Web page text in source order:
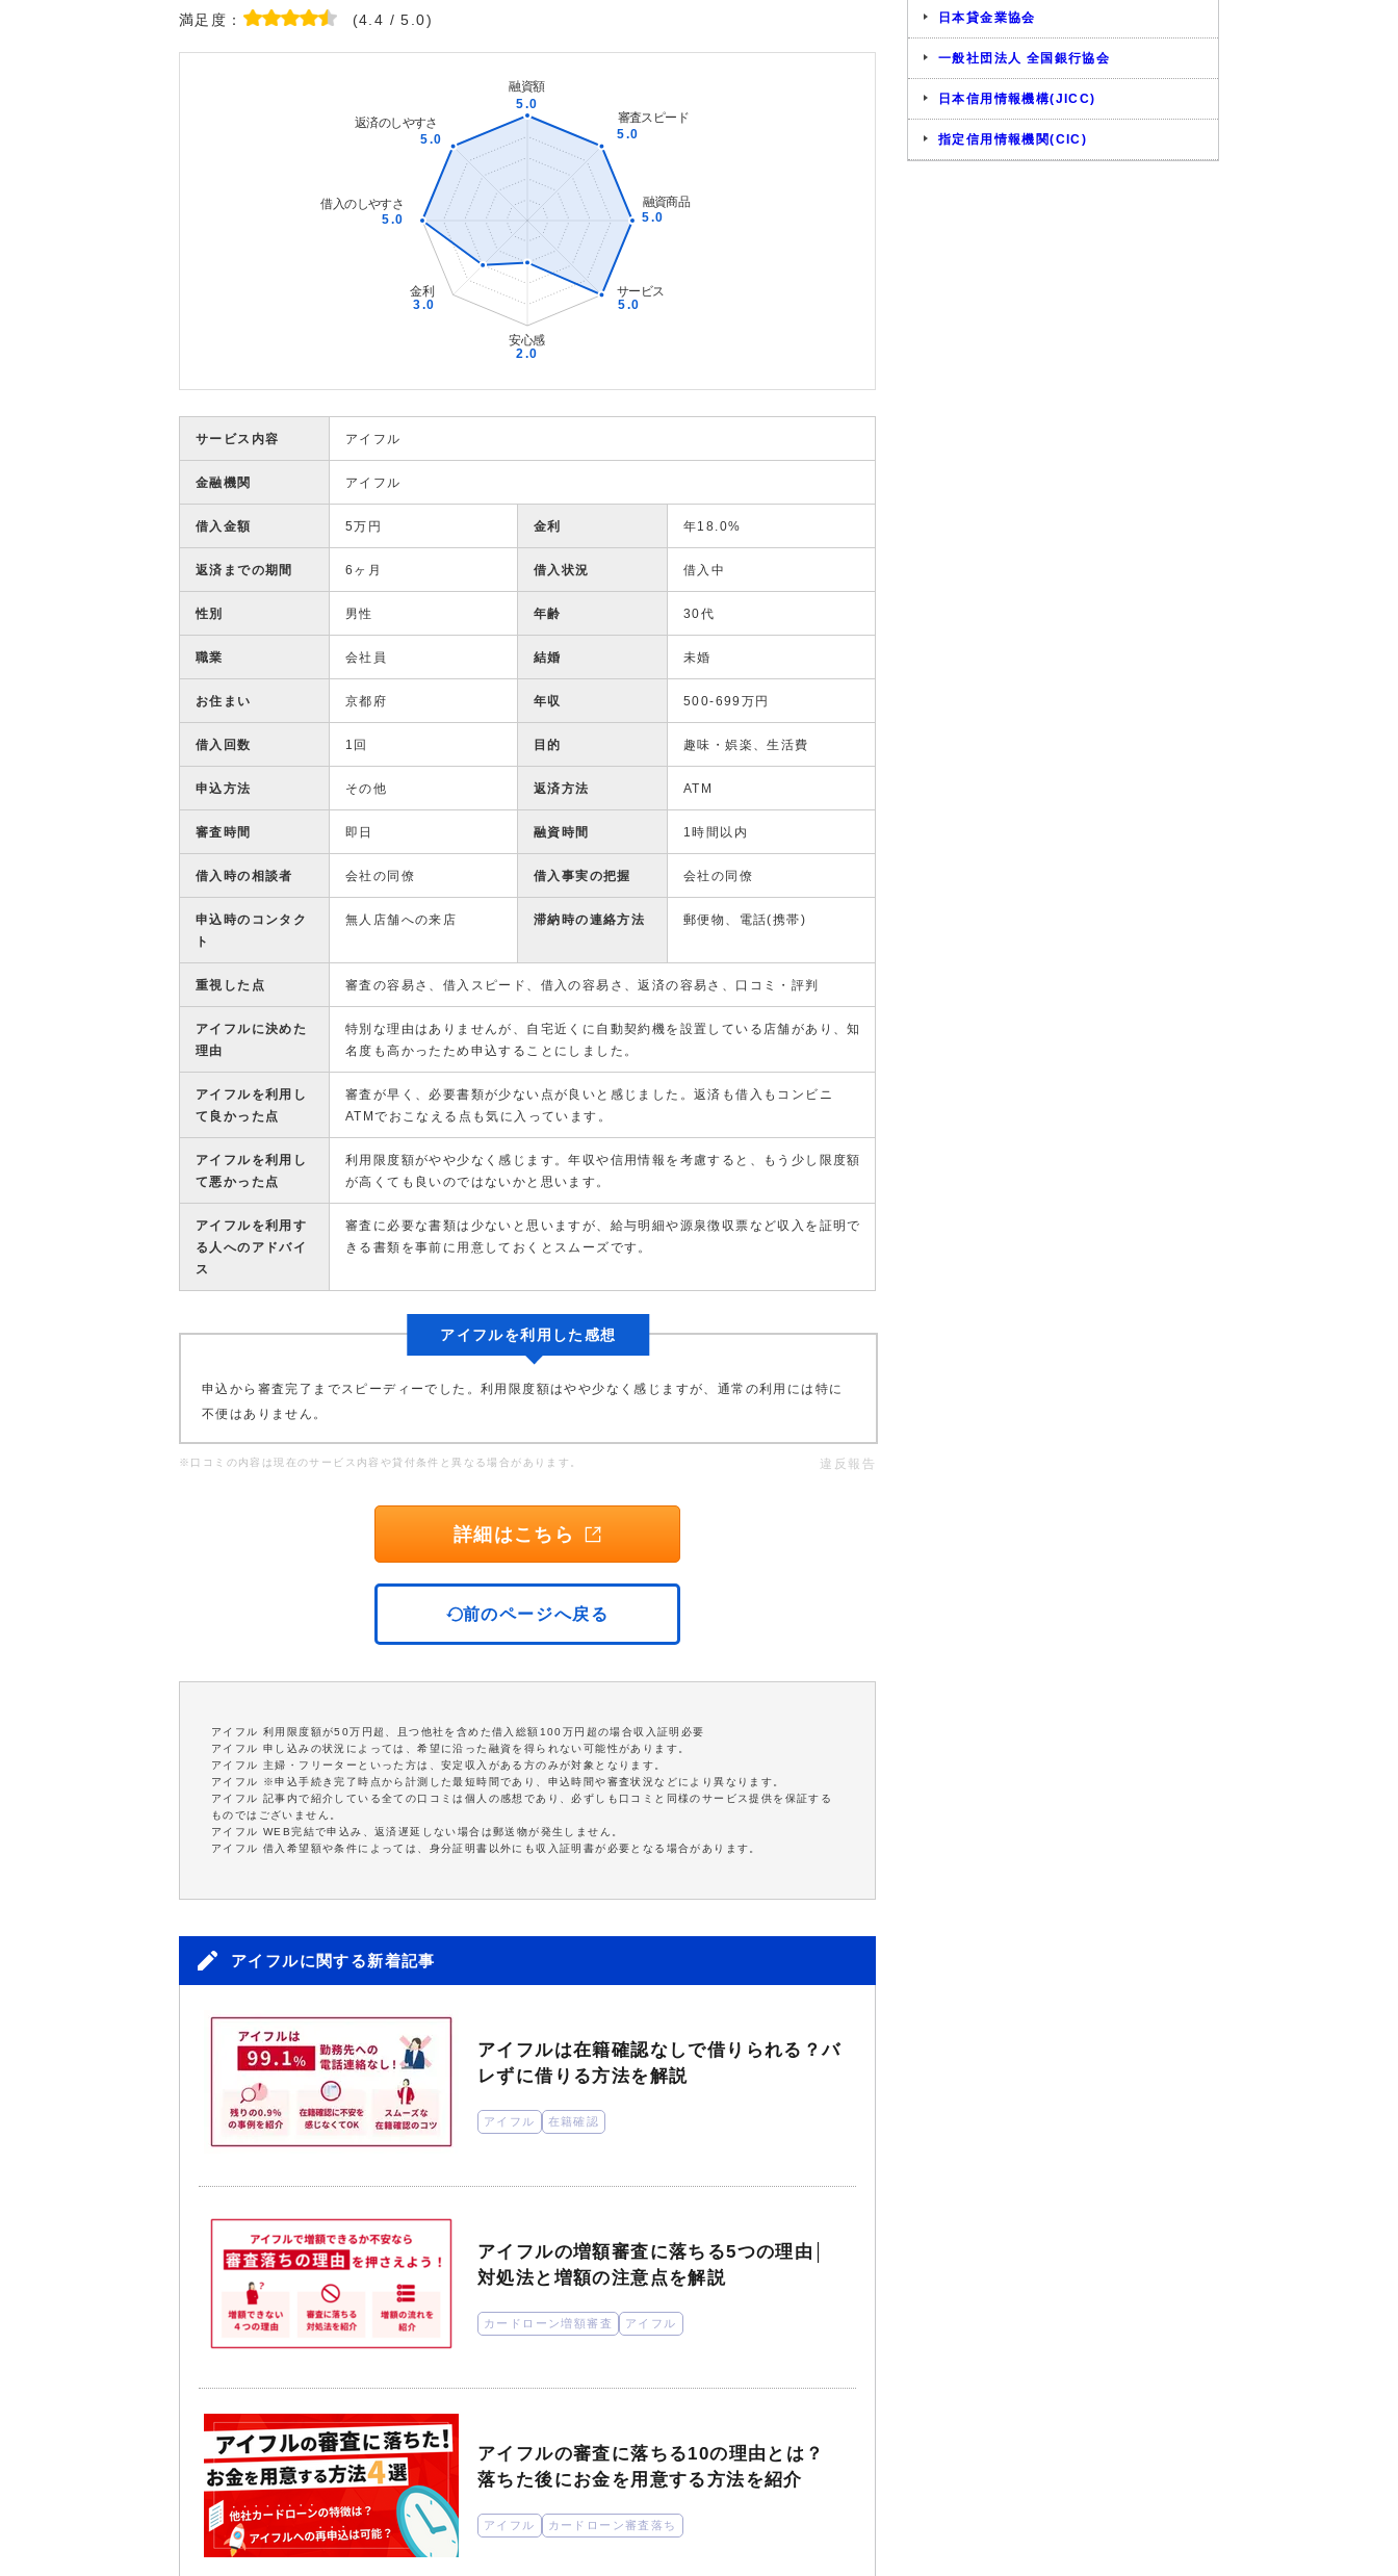
満足度： (4.4 / 5.0)
サービス内容 アイフル
金融機関 アイフル
借入金額 5万円 金利 年18.0%
返済までの期間 6ヶ月 借入状況 借入中
性別 男性 年齢 30代
職業 会社員 結婚 未婚
お住まい 京都府 年収 500-699万円
借入回数 1回 目的 趣味・娯楽、生活費
申込方法 その他 返済方法 ATM
審査時間 即日 融資時間 1時間以内
借入時の相談者 会社の同僚 借入事実の把握 会社の同僚
申込時のコンタク
ト
無人店舗への来店 滞納時の連絡方法 郵便物、電話(携帯)
重視した点 審査の容易さ、借入スピード、借入の容易さ、返済の容易さ、口コミ・評判
アイフルに決めた
理由
特別な理由はありませんが、自宅近くに自動契約機を設置している店舗があり、知
名度も高かったため申込することにしました。
アイフルを利用し
て良かった点
審査が早く、必要書類が少ない点が良いと感じました。返済も借入もコンビニ
ATMでおこなえる点も気に入っています。
アイフルを利用し
て悪かった点
利用限度額がやや少なく感じます。年収や信用情報を考慮すると、もう少し限度額
が高くても良いのではないかと思います。
アイフルを利用す
る人へのアドバイ
ス
審査に必要な書類は少ないと思いますが、給与明細や源泉徴収票など収入を証明で
きる書類を事前に用意しておくとスムーズです。
アイフルを利用した感想
申込から審査完了までスピーディーでした。利用限度額はやや少なく感じますが、通常の利用には特に
不便はありません。
※口コミの内容は現在のサービス内容や貸付条件と異なる場合があります。 違反報告
詳細はこちら
前のページへ戻る
アイフル 利用限度額が50万円超、且つ他社を含めた借入総額100万円超の場合収入証明必要
アイフル 申し込みの状況によっては、希望に沿った融資を得られない可能性があります。
アイフル 主婦・フリーターといった方は、安定収入がある方のみが対象となります。
アイフル ※申込手続き完了時点から計測した最短時間であり、申込時間や審査状況などにより異なります。
アイフル 記事内で紹介している全ての口コミは個人の感想であり、必ずしも口コミと同様のサービス提供を保証する
ものではございません。
アイフル WEB完結で申込み、返済遅延しない場合は郵送物が発生しません。
アイフル 借入希望額や条件によっては、身分証明書以外にも収入証明書が必要となる場合があります。
アイフルに関する新着記事
アイフルは在籍確認なしで借りられる？バ
レずに借りる方法を解説
アイフル 在籍確認
アイフルの増額審査に落ちる5つの理由│
対処法と増額の注意点を解説
カードローン増額審査 アイフル
アイフルの審査に落ちる10の理由とは？
落ちた後にお金を用意する方法を紹介
アイフル カードローン審査落ち
日本貸金業協会
一般社団法人 全国銀行協会
日本信用情報機構(JICC)
指定信用情報機関(CIC)